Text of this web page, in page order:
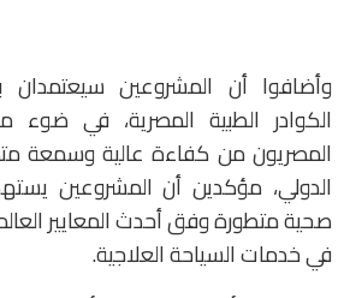
وأضافوا أن المشروعين
الكوادر الطبية المصرية، في ضوء
المصريون من كفاءة عالية وسمعة
الدولي، مؤكدين أن المشروعين
صحية متطورة وفق أحدث المعايير
في خدمات السياحة العلاجية.